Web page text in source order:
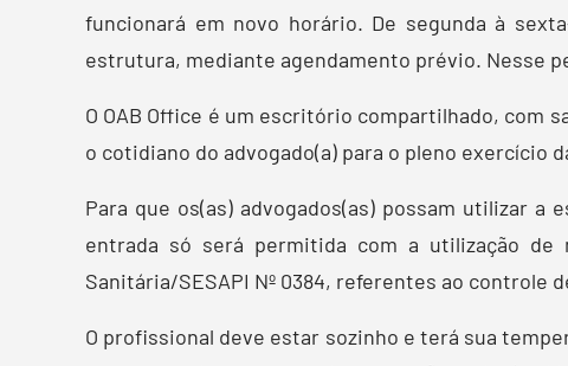
funcionará em novo horário. De segunda à
estrutura, mediante agendamento prévio. Nesse
O OAB Office é um escritório compartilhado,
o cotidiano do advogado(a) para o pleno exercício
Para que os(as) advogados(as) possam utilizar
entrada só será permitida com a utilização de
Sanitária/SESAPI Nº 0384, referentes ao controle
O profissional deve estar sozinho e terá sua